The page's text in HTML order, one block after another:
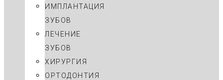
ИМПЛАНТАЦИЯ
ЗУБОВ
ЛЕЧЕНИЕ
ЗУБОВ
ХИРУРГИЯ
ОРТОДОНТИЯ